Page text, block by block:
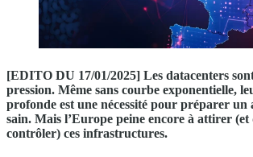
[EDITO DU 17/01/2025] Les datacenters
pression. Même sans courbe exponentielle,
profonde est une nécessité pour préparer
sain. Mais l’Europe peine encore à attirer (et
contrôler) ces infrastructures.